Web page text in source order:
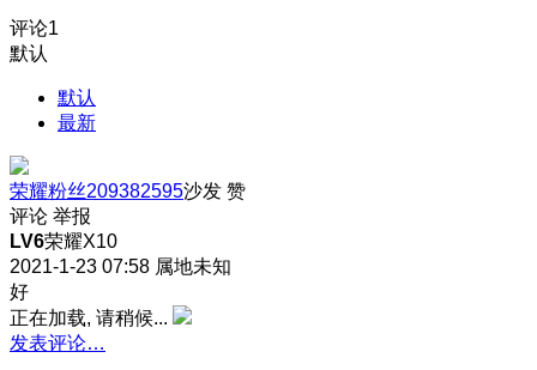
评论1
默认
默认
最新
荣耀粉丝209382595沙发 赞
评论 举报
LV6荣耀X10
2021-1-23 07:58 属地未知
好
正在加载, 请稍候...
发表评论…